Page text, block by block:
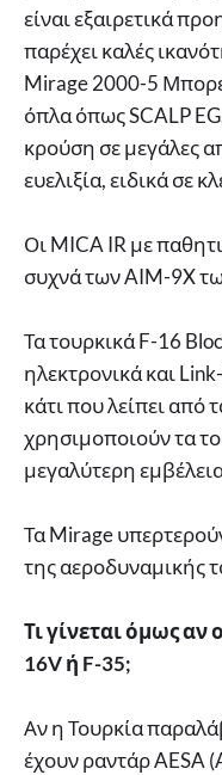
είναι εξαιρετικά
παρέχει καλές
Mirage 2000-5
όπλα όπως SCALP
κρούση σε μεγάλες
ευελιξία, ειδικά σε
Οι MICA IR με
συχνά των AIM-9X
Τα τουρκικά F-16
ηλεκτρονικά και
κάτι που λείπει
χρησιμοποιούν τα
μεγαλύτερη
Τα Mirage
της αεροδυναμικής
Τι γίνεται όμως
16V ή F-35;
Αν η Τουρκία
έχουν ραντάρ AESA